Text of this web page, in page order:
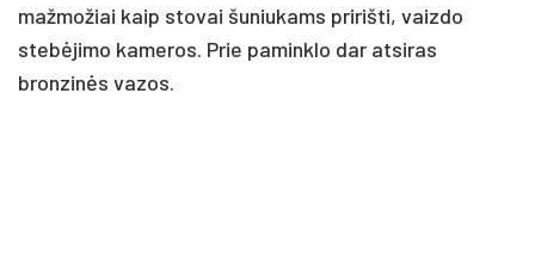
mažmožiai kaip stovai šuniukams pririšti, vaizdo
stebėjimo kameros. Prie paminklo dar atsiras
bronzinės vazos.